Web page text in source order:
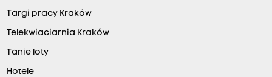
Targi pracy Kraków
Telekwiaciarnia Kraków
Tanie loty
Hotele